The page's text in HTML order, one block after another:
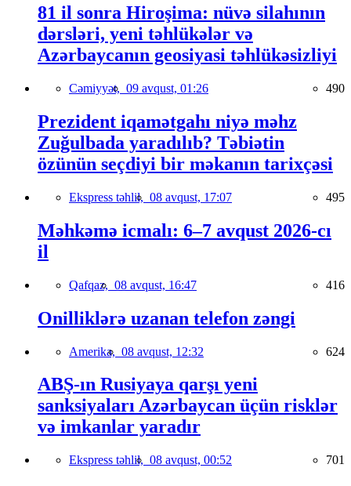
81 il sonra Hiroşima: nüvə silahının
dərsləri, yeni təhlükələr və
Azərbaycanın geosiyasi təhlükəsizliyi
Cəmiyyət, 09 avqust, 01:26 490
Prezident iqamətgahı niyə məhz
Zuğulbada yaradılıb? Təbiətin
özünün seçdiyi bir məkanın tarixçəsi
Ekspress təhlil, 08 avqust, 17:07 495
Məhkəmə icmalı: 6–7 avqust 2026-cı
il
Qafqaz, 08 avqust, 16:47 416
Onilliklərə uzanan telefon zəngi
Amerika, 08 avqust, 12:32 624
ABŞ-ın Rusiyaya qarşı yeni
sanksiyaları Azərbaycan üçün risklər
və imkanlar yaradır
Ekspress təhlil, 08 avqust, 00:52 701